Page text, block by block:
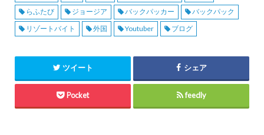
らふたび
ジョージア バックパッカー
バックパック
リゾートバイト
外国 Youtuber ブログ
ツイート シェア
Pocket feedly